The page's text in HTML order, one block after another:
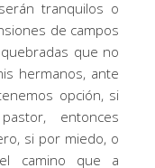
tranquilos o
de campos
que no
hermanos, ante
opción, si
entonces
si por miedo, o
camino que a